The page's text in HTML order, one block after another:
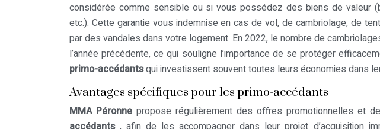
considérée comme sensible ou si vous possédez des biens de valeur
etc.). Cette garantie vous indemnise en cas de vol, de cambriolage, de
par des vandales dans votre logement. En 2022, le nombre de
l’année précédente, ce qui souligne l’importance de se protéger
primo-accédantsqui investissent souvent toutes leurs économies dans
Avantages spécifiques pour les primo-accédants
MMA Péronne propose régulièrement des offres promotionnelles et